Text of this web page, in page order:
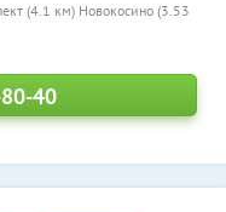
(4.1 км) Новокосино (3.53
40